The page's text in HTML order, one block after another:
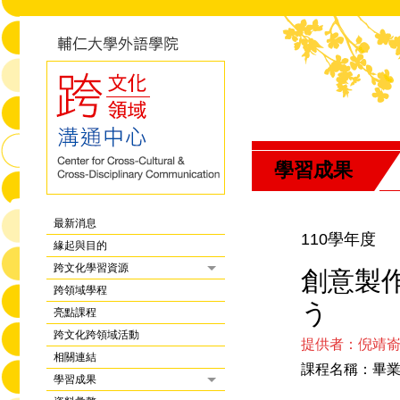
最新消息
緣起與目的
跨文化學習資源
跨領域學程
亮點課程
跨文化跨領域活動
相關連結
學習成果
學習成果
110學年度
創意製
う
提供者：倪靖嵛
課程名稱：畢